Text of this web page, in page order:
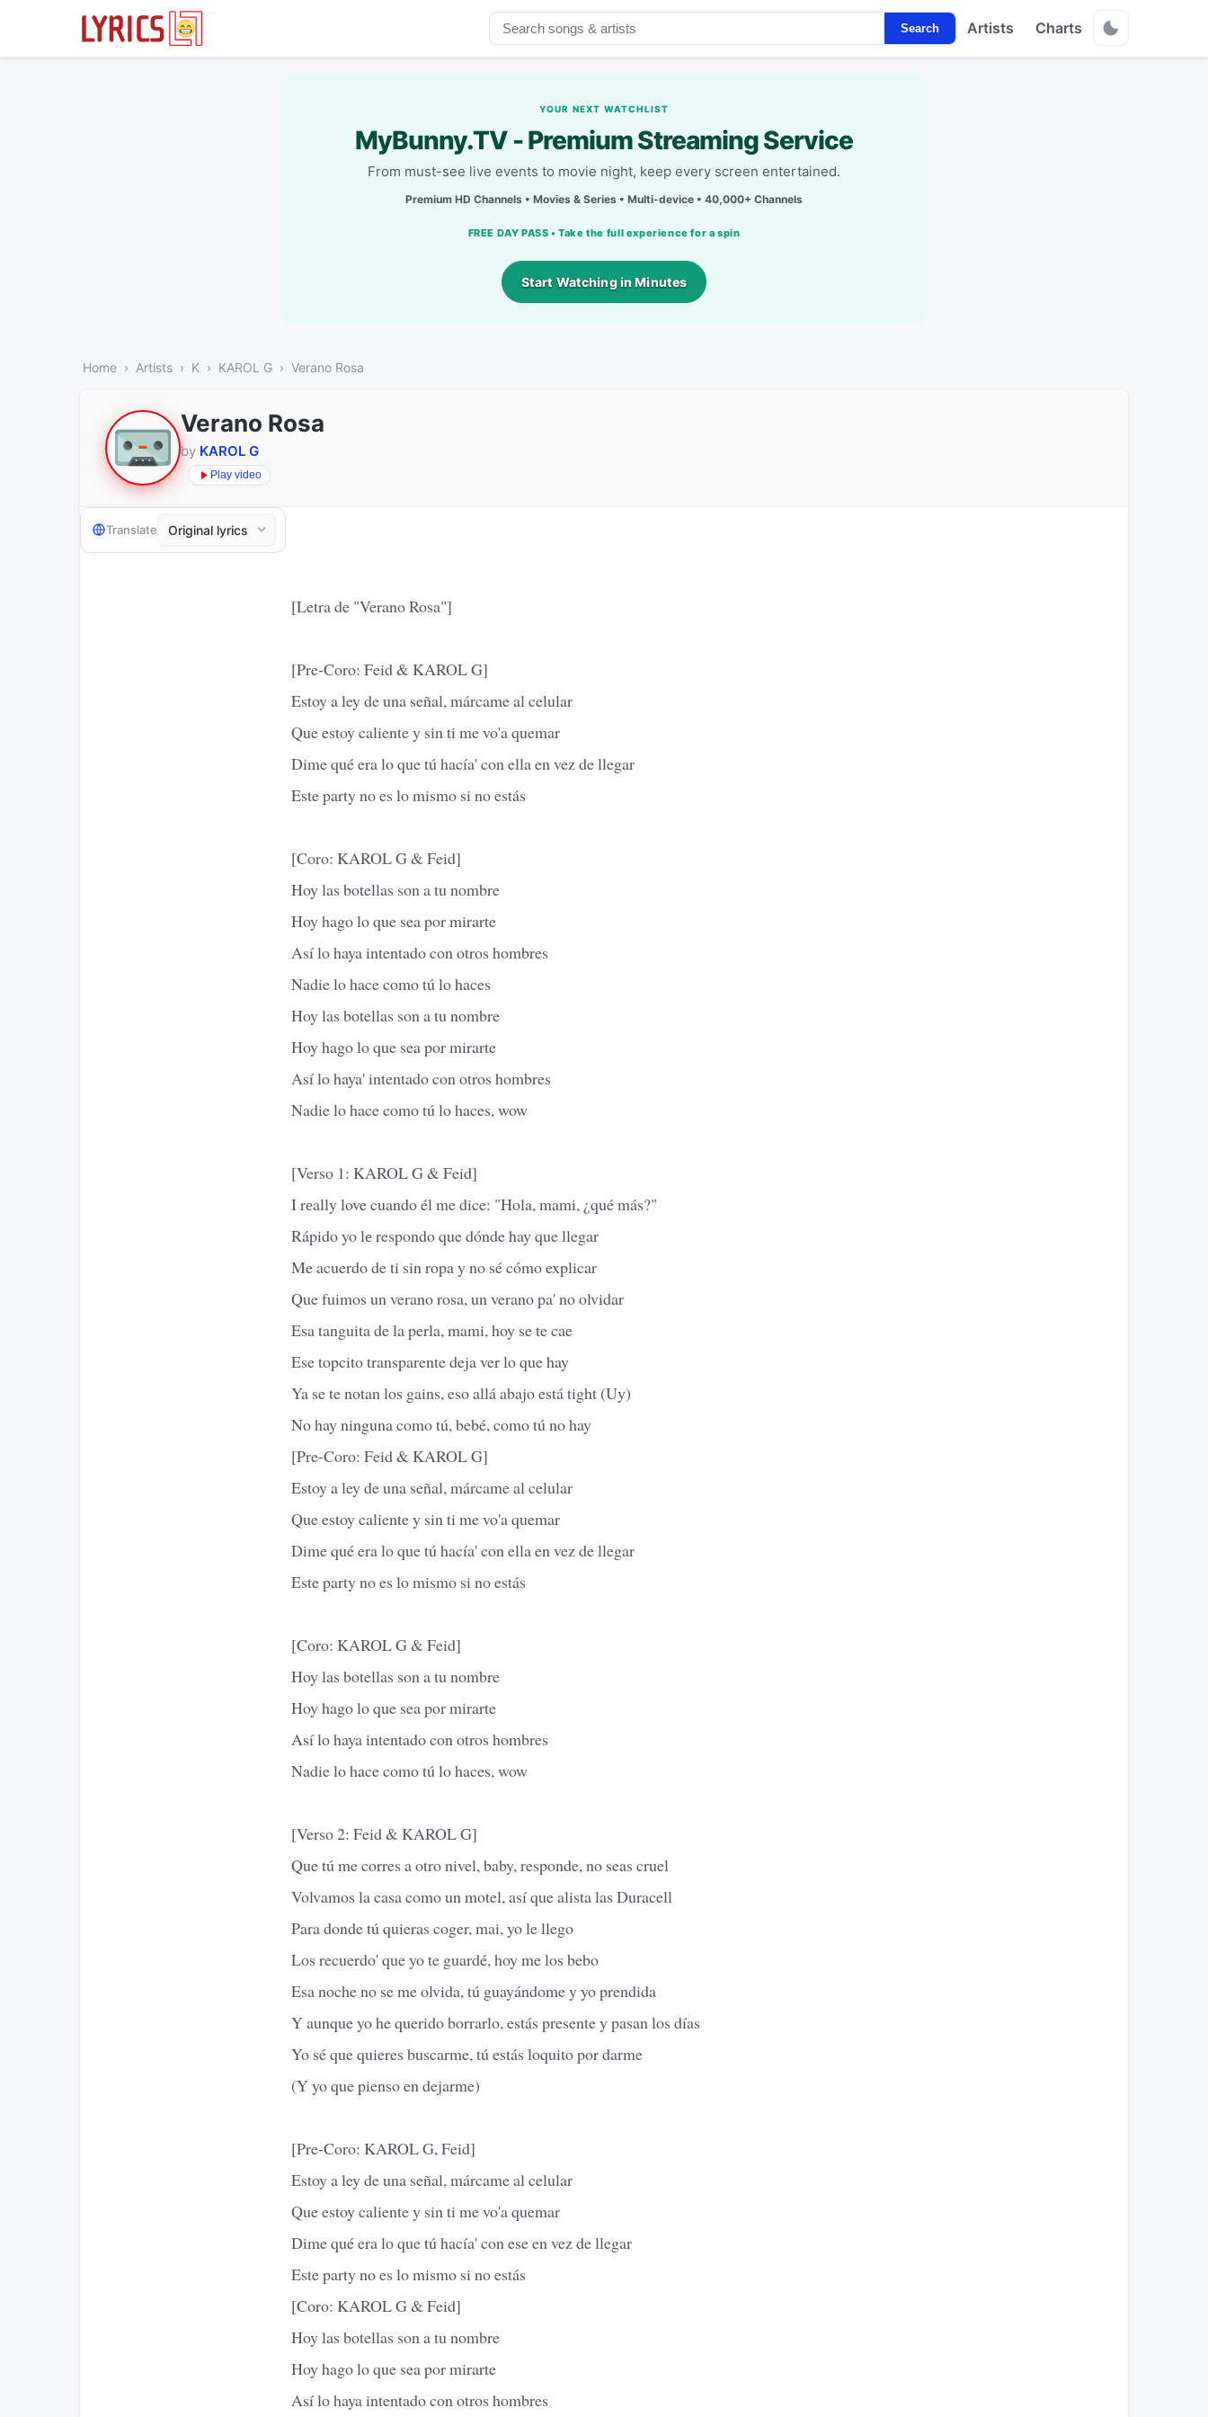
Search Artists Charts
YOUR NEXT WATCHLIST
MyBunny.TV - Premium Streaming Service
From must-see live events to movie night, keep every screen entertained.
Premium HD Channels • Movies & Series • Multi-device • 40,000+ Channels
FREE DAY PASS • Take the full experience for a spin
Start Watching in Minutes
Home Artists K KAROL G Verano Rosa
Verano Rosa
by KAROL G
Play video
Translate
[Letra de "Verano Rosa"]
[Pre-Coro: Feid & KAROL G]
Estoy a ley de una señal, márcame al celular
Que estoy caliente y sin ti me vo'a quemar
Dime qué era lo que tú hacía' con ella en vez de llegar
Este party no es lo mismo si no estás
[Coro: KAROL G & Feid]
Hoy las botellas son a tu nombre
Hoy hago lo que sea por mirarte
Así lo haya intentado con otros hombres
Nadie lo hace como tú lo haces
Hoy las botellas son a tu nombre
Hoy hago lo que sea por mirarte
Así lo haya' intentado con otros hombres
Nadie lo hace como tú lo haces, wow
[Verso 1: KAROL G & Feid]
I rеally love cuando él me dice: "Hola, mami, ¿qué más?"
Rápido yo lе respondo que dónde hay que llegar
Me acuerdo de ti sin ropa y no sé cómo explicar
Que fuimos un verano rosa, un verano pa' no olvidar
Esa tanguita de la perla, mami, hoy se te cae
Ese topcito transparente deja ver lo que hay
Ya se te notan los gains, eso allá abajo está tight (Uy)
No hay ninguna como tú, bebé, como tú no hay
[Pre-Coro: Feid & KAROL G]
Estoy a ley de una señal, márcame al celular
Que estoy caliente y sin ti me vo'a quemar
Dime qué era lo que tú hacía' con ella en vez de llegar
Este party no es lo mismo si no estás
[Coro: KAROL G & Feid]
Hoy las botellas son a tu nombre
Hoy hago lo que sea por mirarte
Así lo haya intentado con otros hombres
Nadie lo hace como tú lo haces, wow
[Verso 2: Feid & KAROL G]
Que tú me corres a otro nivel, baby, responde, no seas cruel
Volvamos la casa como un motel, así que alista las Duracell
Para donde tú quieras coger, mai, yo le llego
Los recuerdo' que yo te guardé, hoy me los bebo
Esa noche no se me olvida, tú guayándome y yo prendida
Y aunque yo he querido borrarlo, estás presente y pasan los días
Yo sé que quieres buscarme, tú estás loquito por darme
(Y yo que pienso en dejarme)
[Pre-Coro: KAROL G, Feid]
Estoy a ley de una señal, márcame al celular
Que estoy caliente y sin ti me vo'a quemar
Dime qué era lo que tú hacía' con ese en vez de llegar
Este party no es lo mismo si no estás
[Coro: KAROL G & Feid]
Hoy las botellas son a tu nombre
Hoy hago lo que sea por mirarte
Así lo haya intentado con otros hombres